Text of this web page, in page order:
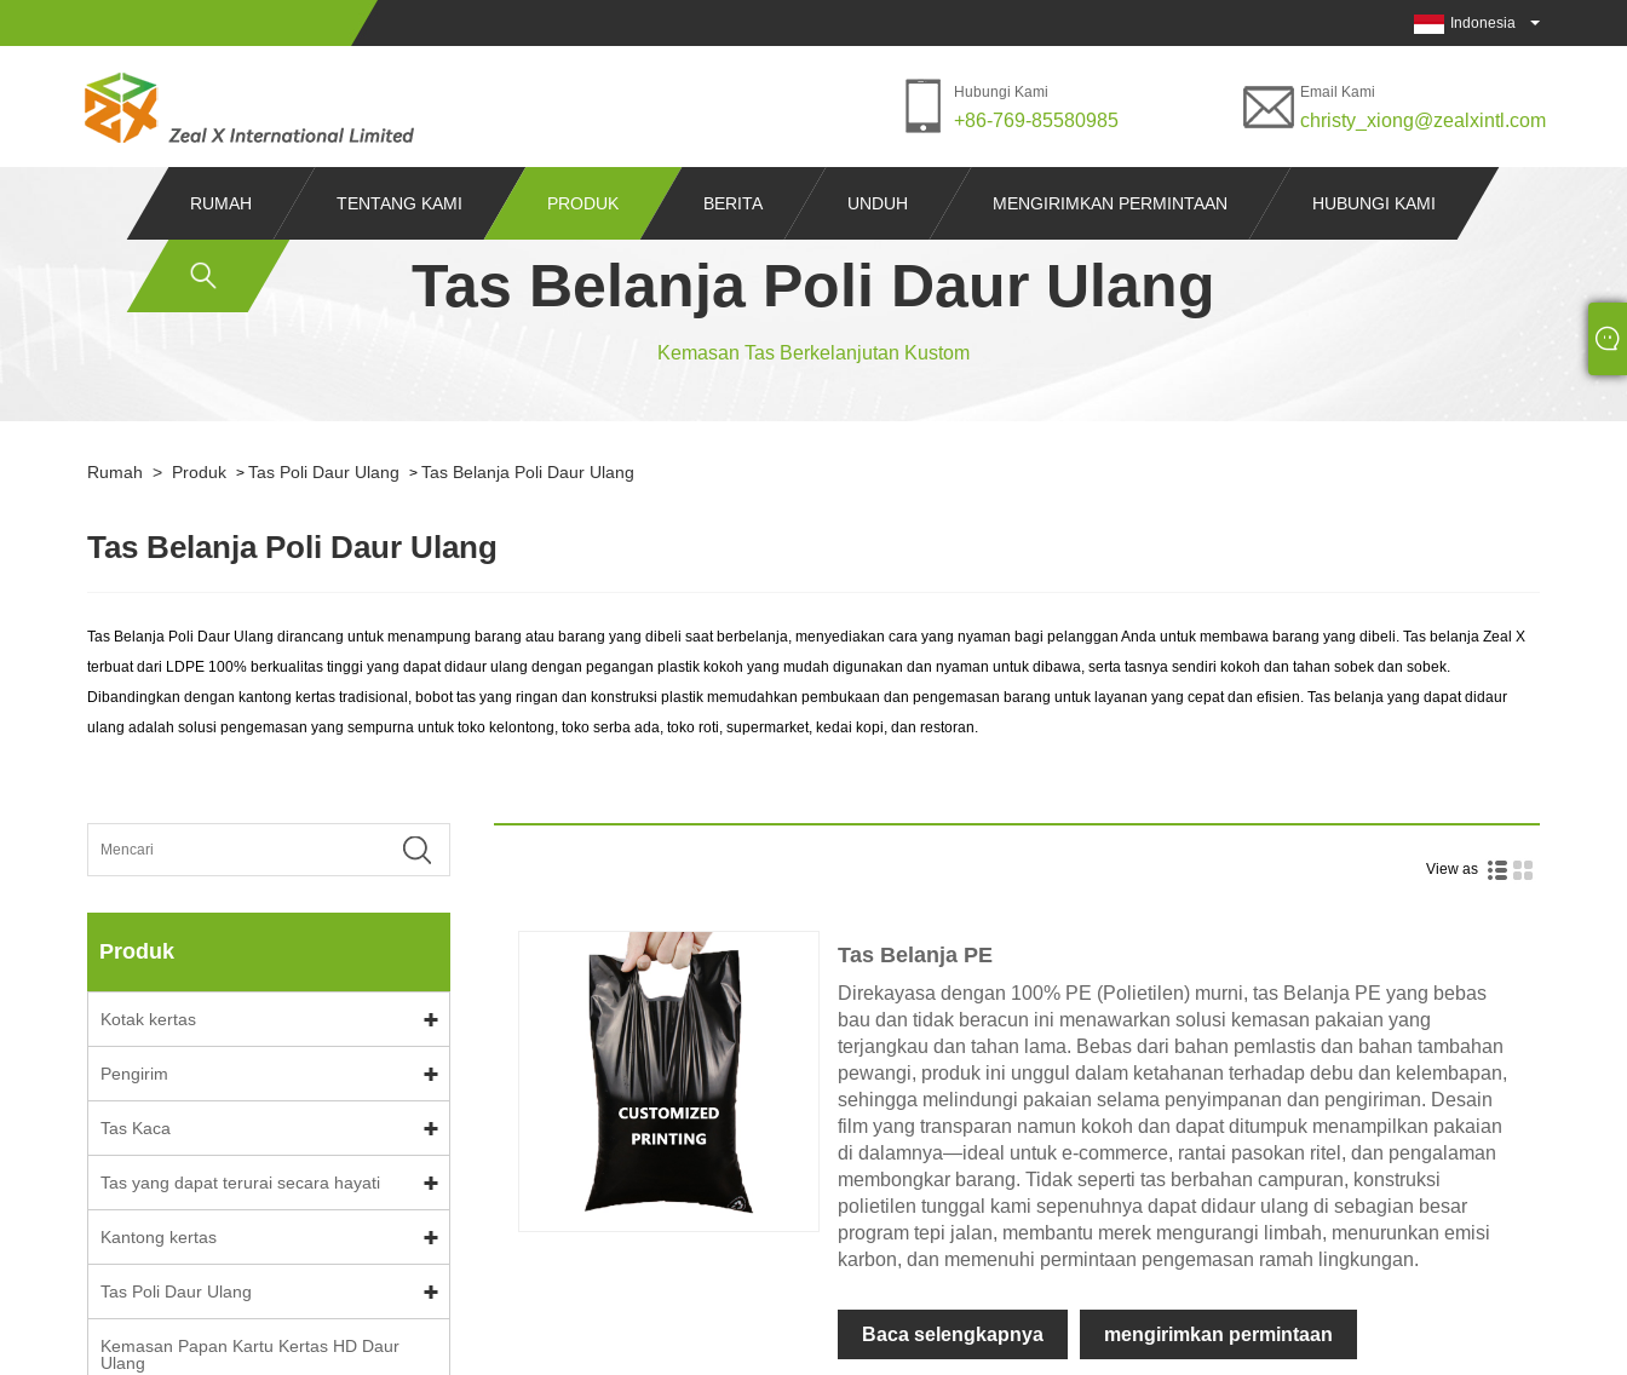
Indonesia
Hubungi Kami
+86-769-85580985
Email Kami
christy_xiong@zealxintl.com
RUMAH TENTANG KAMI PRODUK BERITA UNDUH MENGIRIMKAN PERMINTAAN HUBUNGI KAMI
Tas Belanja Poli Daur Ulang
Kemasan Tas Berkelanjutan Kustom
Rumah > Produk > Tas Poli Daur Ulang > Tas Belanja Poli Daur Ulang
Tas Belanja Poli Daur Ulang
Tas Belanja Poli Daur Ulang dirancang untuk menampung barang atau barang yang dibeli saat berbelanja, menyediakan cara yang nyaman bagi pelanggan Anda untuk membawa barang yang dibeli. Tas belanja Zeal X
terbuat dari LDPE 100% berkualitas tinggi yang dapat didaur ulang dengan pegangan plastik kokoh yang mudah digunakan dan nyaman untuk dibawa, serta tasnya sendiri kokoh dan tahan sobek dan sobek.
Dibandingkan dengan kantong kertas tradisional, bobot tas yang ringan dan konstruksi plastik memudahkan pembukaan dan pengemasan barang untuk layanan yang cepat dan efisien. Tas belanja yang dapat didaur
ulang adalah solusi pengemasan yang sempurna untuk toko kelontong, toko serba ada, toko roti, supermarket, kedai kopi, dan restoran.
Produk
Kotak kertas
Pengirim
Tas Kaca
Tas yang dapat terurai secara hayati
Kantong kertas
Tas Poli Daur Ulang
Kemasan Papan Kartu Kertas HD Daur
Ulang
View as
Tas Belanja PE
Direkayasa dengan 100% PE (Polietilen) murni, tas Belanja PE yang bebas
bau dan tidak beracun ini menawarkan solusi kemasan pakaian yang
terjangkau dan tahan lama. Bebas dari bahan pemlastis dan bahan tambahan
pewangi, produk ini unggul dalam ketahanan terhadap debu dan kelembapan,
sehingga melindungi pakaian selama penyimpanan dan pengiriman. Desain
film yang transparan namun kokoh dan dapat ditumpuk menampilkan pakaian
di dalamnya—ideal untuk e-commerce, rantai pasokan ritel, dan pengalaman
membongkar barang. Tidak seperti tas berbahan campuran, konstruksi
polietilen tunggal kami sepenuhnya dapat didaur ulang di sebagian besar
program tepi jalan, membantu merek mengurangi limbah, menurunkan emisi
karbon, dan memenuhi permintaan pengemasan ramah lingkungan.
Baca selengkapnya mengirimkan permintaan